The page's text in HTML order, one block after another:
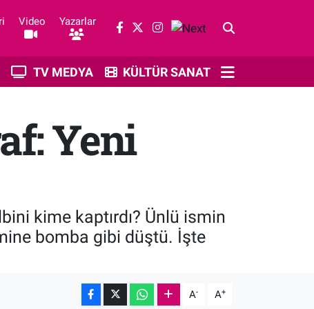
Video Yazarlar
TV MEDYA KÜLTÜR SANAT
Yeni
kime kaptırdı? Ünlü ismin
bomba gibi düştü. İşte
A- A+